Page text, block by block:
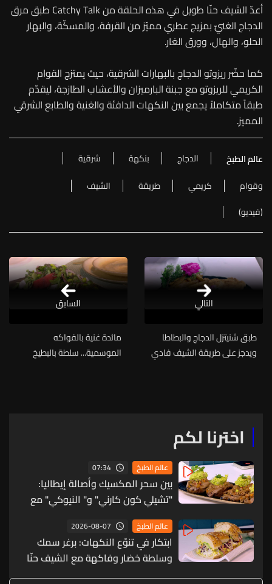
أعدّ الشيف حنّا طويل في هذه الحلقة من Catchy Talk طبق مرق
الدجاج الغنيّ بمزيج عطري مميّز من القرفة، والمسكّة، والبهار
الحلو، والهال، وورق الغار.
كما حضّر ريزوتو الدجاج بالبهارات الشرقية، حيث يمتزج القوام
الكريمي للريزوتو مع جبنة البارميزان والأعشاب الطازجة، ليقدّم
طبقاً متكاملاً يجمع بين النكهات الدافئة والغنية والطابع الشرقي
المميز.
عالم الطبخ الدجاج بنكهة
شرقية
وقوام
كريمي طريقة
الشيف
(فيديو)
التالي
طبق شنيتزل الدجاج والبطاطا
ويدجز على طريقة الشيف فادي
مائدة غنية بالفواكه
الموسمية... سلطة بالبطيخ
السابق
اخترنا لكم
عالم الطبخ 07:34
بين سحر المكسيك وأصالة إيطاليا:
"تشيلي كون كارني" و" النيوكي" مع
الشيف جوزاف منصور (فيديو)
عالم الطبخ 2026-08-07
ابتكار في تنوّع النكهات: برغر سمك
وسلطة خضار وفاكهة مع الشيف حنّا
طويل (فيديو)